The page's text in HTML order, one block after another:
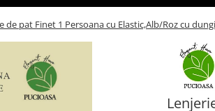
de pat Finet 1 Persoana cu Elastic,Alb/Roz cu